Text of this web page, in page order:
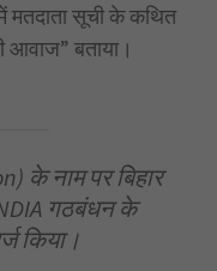
मतदाता सूची के कथित
बताया।
के नाम पर बिहार
गठबंधन के
किया।